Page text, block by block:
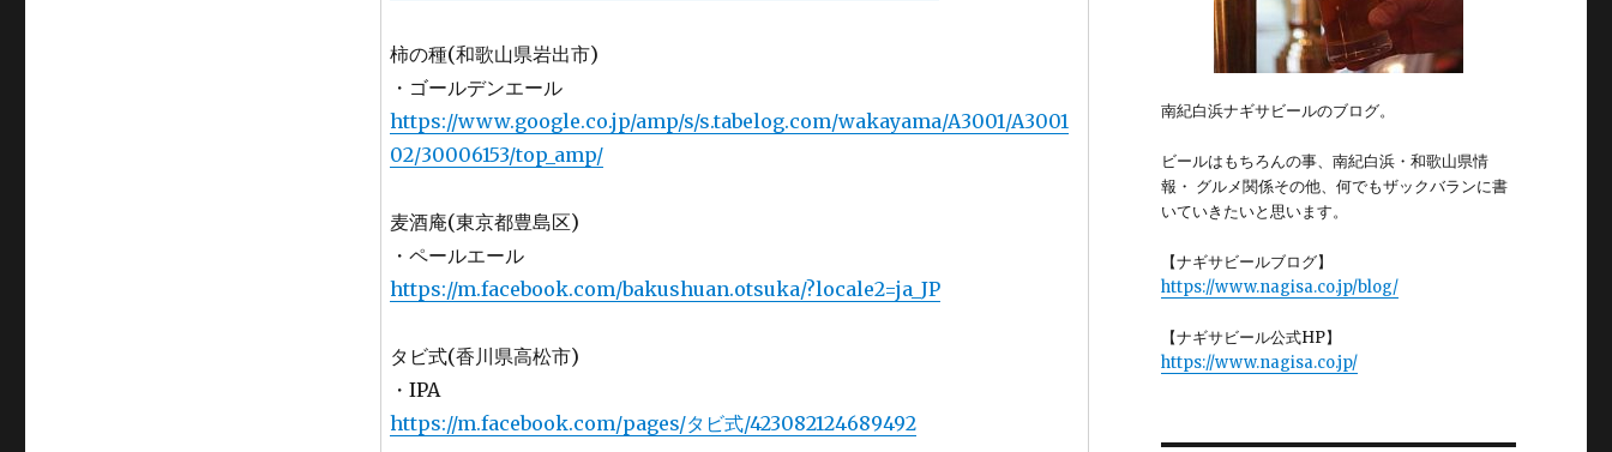
柿の種(和歌山県岩出市)
・ゴールデンエール
https://www.google.co.jp/amp/s/s.tabelog.com/wakayama/A3001/A3001
02/30006153/top_amp/
麦酒庵(東京都豊島区)
・ペールエール
https://m.facebook.com/bakushuan.otsuka/?locale2=ja_JP
タビ式(香川県高松市)
・IPA
https://m.facebook.com/pages/タビ式/423082124689492
南紀白浜ナギサビールのブログ。
ビールはもちろんの事、南紀白浜・和歌山県情
報・ グルメ関係その他、何でもザックバランに書
いていきたいと思います。
【ナギサビールブログ】
https://www.nagisa.co.jp/blog/
【ナギサビール公式HP】
https://www.nagisa.co.jp/